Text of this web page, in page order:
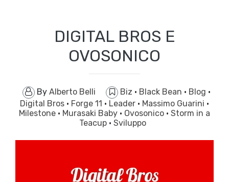
DIGITAL BROS E
OVOSONICO
By Alberto Belli Biz · Black Bean · Blog ·
Digital Bros · Forge 11 · Leader · Massimo Guarini ·
Milestone · Murasaki Baby · Ovosonico · Storm in a
Teacup · Sviluppo